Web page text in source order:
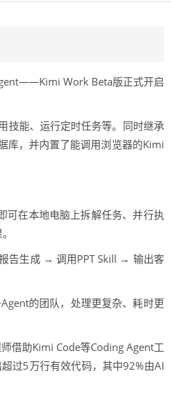
Work Beta版正式开启
技能、运行定时任务等。同时继承
库，并内置了能调用浏览器的Kimi
可在本地电脑上拆解任务、并行执
告生成 → 调用PPT Skill → 输出客
的团队，处理更复杂、耗时更
借助Kimi Code等Coding Agent工
过5万行有效代码，其中92%由AI